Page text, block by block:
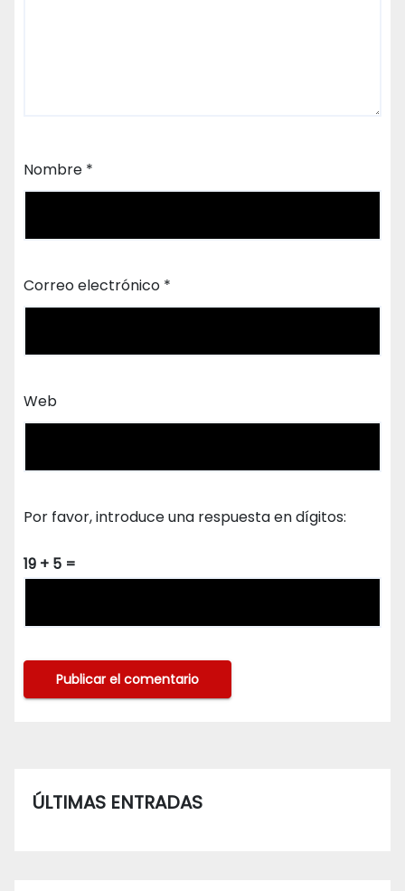
Nombre *
Correo electrónico *
Web
Por favor, introduce una respuesta en dígitos:
19 + 5 =
ÚLTIMAS ENTRADAS